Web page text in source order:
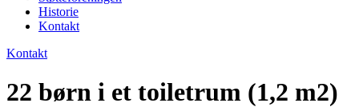
Historie
Kontakt
Kontakt
22 børn i et toiletrum (1,2 m2)